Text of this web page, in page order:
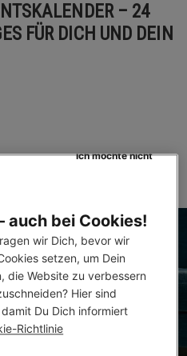
– 24
FÜR DICH UND DEIN
auch bei Cookies!
wir Dich, bevor wir
setzen, um Dein
die Website zu verbessern
Hier sind
Du Dich informiert
Richtlinie
Ich möchte nicht